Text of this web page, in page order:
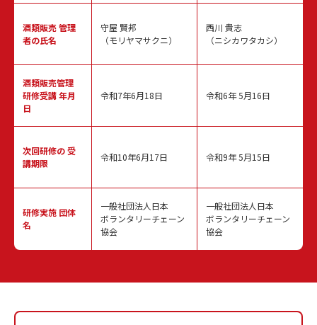
酒類販売管理
者の氏名
酒類販売管理
研修受講 年月
日
次回研修の受
講期限
研修実施 団体
名
守屋 賢邦
（モリヤマサクニ）
令和7年6月18日
令和10年6月17日
一般社団法人日本
ボランタリーチェーン
協会
西川 貴志
（ニシカワタカシ）
令和6年 5月16日
令和9年 5月15日
一般社団法人日本
ボランタリーチェーン
協会